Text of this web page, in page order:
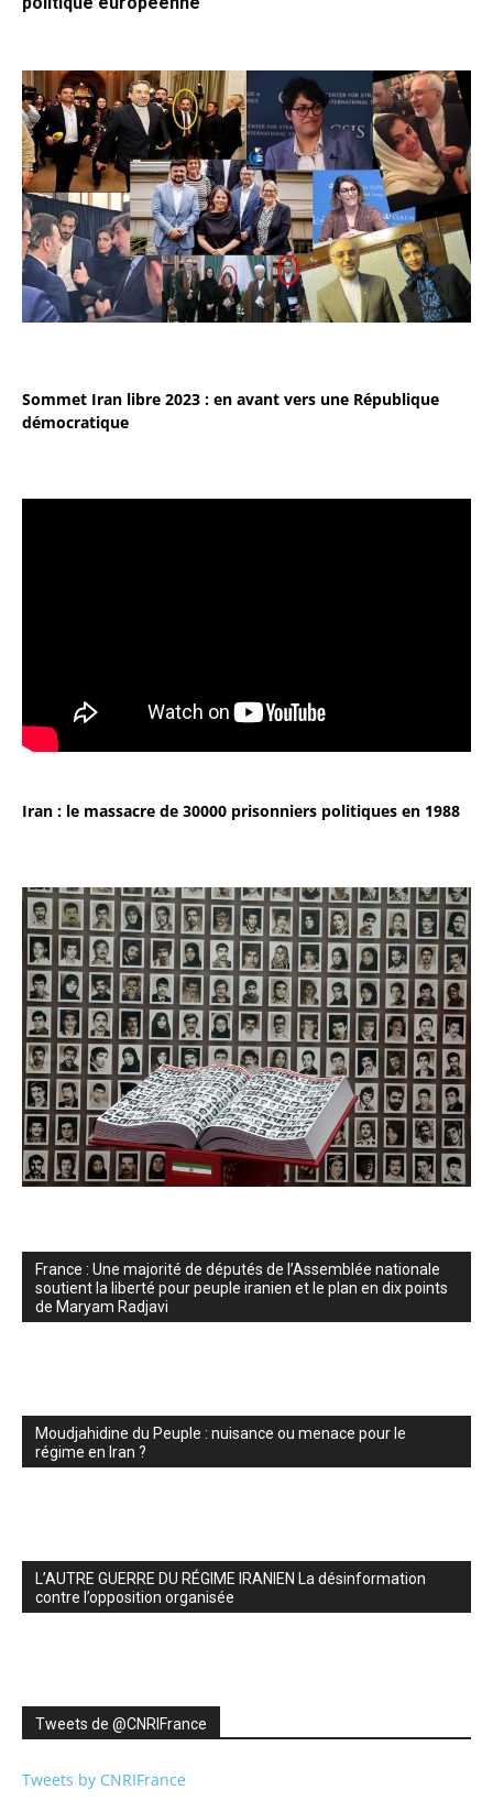
Sommet Iran libre 2023 : en avant vers une République
démocratique
Iran : le massacre de 30000 prisonniers politiques en 1988
France : Une majorité de députés de l’Assemblée nationale
soutient la liberté pour peuple iranien et le plan en dix points
de Maryam Radjavi
Moudjahidine du Peuple : nuisance ou menace pour le
régime en Iran ?
L’AUTRE GUERRE DU RÉGIME IRANIEN La désinformation
contre l’opposition organisée
Tweets de ‎@CNRIFrance
Tweets by CNRIFrance